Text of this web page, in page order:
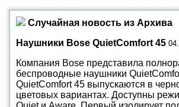
Случайная новость из Архива
Наушники Bose QuietComfort 45
Компания Bose представила
беспроводные наушники
QuietComfort 45 выпускаются в
цветовых вариантах. Доступны